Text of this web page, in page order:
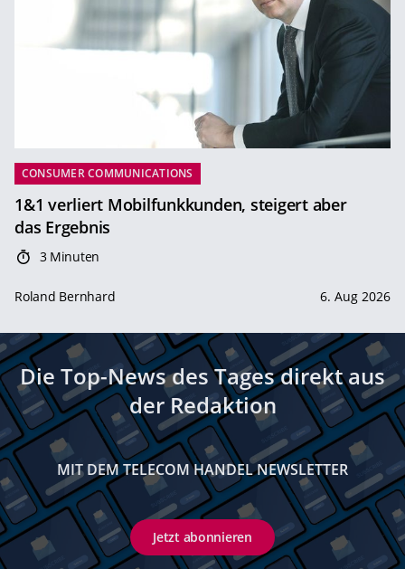
CONSUMER COMMUNICATIONS
1&1 verliert Mobilfunkkunden, steigert aber
das Ergebnis
3 Minuten
Roland Bernhard 6. Aug 2026
Die Top-News des Tages direkt aus
der Redaktion
MIT DEM TELECOM HANDEL NEWSLETTER
Jetzt abonnieren